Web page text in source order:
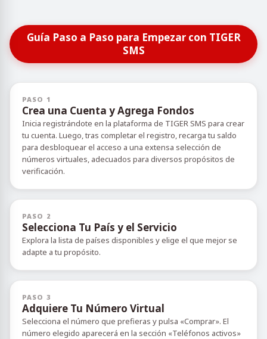
Guía Paso a Paso para Empezar con TIGER
SMS
PASO 1
Crea una Cuenta y Agrega Fondos
Inicia registrándote en la plataforma de TIGER SMS para crear
tu cuenta. Luego, tras completar el registro, recarga tu saldo
para desbloquear el acceso a una extensa selección de
números virtuales, adecuados para diversos propósitos de
verificación.
PASO 2
Selecciona Tu País y el Servicio
Explora la lista de países disponibles y elige el que mejor se
adapte a tu propósito.
PASO 3
Adquiere Tu Número Virtual
Selecciona el número que prefieras y pulsa «Comprar». El
número elegido aparecerá en la sección «Teléfonos activos»